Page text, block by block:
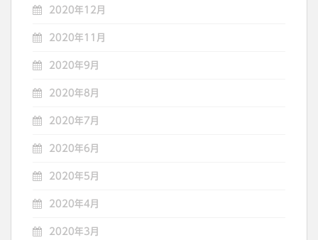
2020年12月
2020年11月
2020年9月
2020年8月
2020年7月
2020年6月
2020年5月
2020年4月
2020年3月